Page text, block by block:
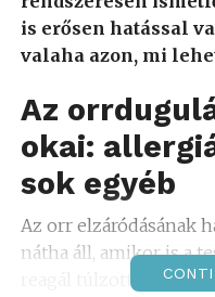
is erősen hatással
valaha azon, mi
Az
okai:
sok egyéb
Az orr elzáródásának
nátha áll, amikor is a
reagál túlzottan. A